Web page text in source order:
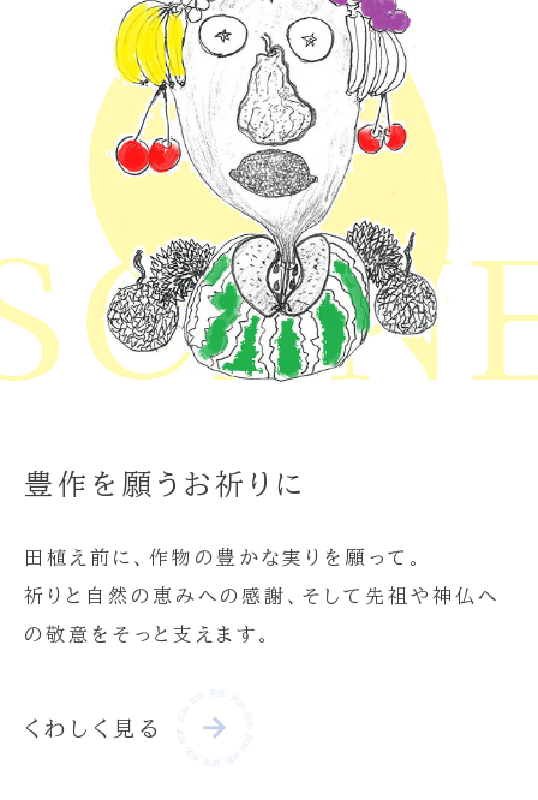
豊作を願うお祈りに
田植え前に、作物の豊かな実りを願って。
祈りと自然の恵みへの感謝、そして先祖や神仏へ
の敬意をそっと支えます。
くわしく見る